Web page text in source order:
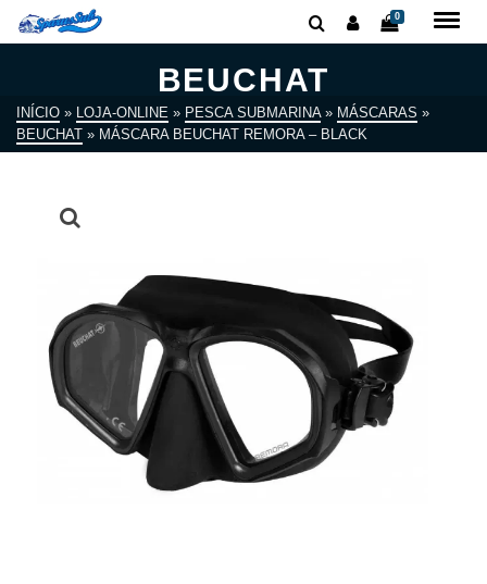
0
BEUCHAT
INÍCIO » LOJA-ONLINE » PESCA SUBMARINA » MÁSCARAS »
BEUCHAT » MÁSCARA BEUCHAT REMORA – BLACK